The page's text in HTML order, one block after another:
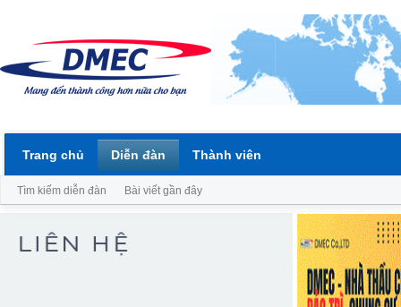
Trang chủ Diễn đàn
Tìm kiếm diễn đàn Bài viết gần đây
Thành viên